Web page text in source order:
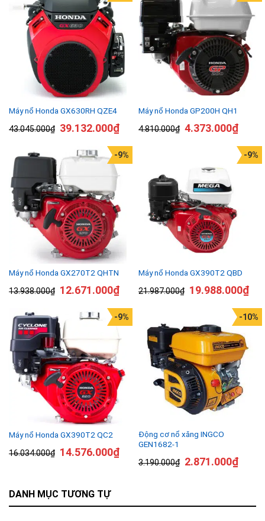
Máy nổ Honda GX630RH QZE4
43.045.000₫ 39.132.000₫
Máy nổ Honda GP200H QH1
4.810.000₫ 4.373.000₫
Máy nổ Honda GX270T2 QHTN
13.938.000₫
-9%
12.671.000₫
Máy nổ Honda GX390T2 QBD
21.987.000₫
-9%
19.988.000₫
Máy nổ Honda GX390T2 QC2
16.034.000₫
-9%
14.576.000₫
Động cơ nổ xăng INGCO
GEN1682-1
3.190.000₫
-10%
2.871.000₫
DANH MỤC TƯƠNG TỰ